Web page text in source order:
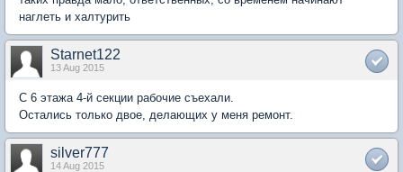
наглеть и халтурить
Starnet122
13 Aug 2015
С 6 этажа 4-й секции рабочие съехали.
Остались только двое, делающих у меня ремонт.
silver777
14 Aug 2015